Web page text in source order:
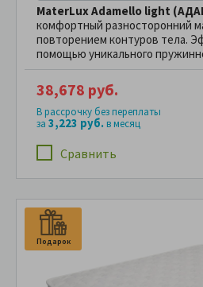
MaterLux Adamello light
комфортный разносторонний
повторением контуров тела.
помощью уникального
Сравнить
38,678 руб.
В рассрочку без переплаты
за 3,223 руб.в месяц
Подарок